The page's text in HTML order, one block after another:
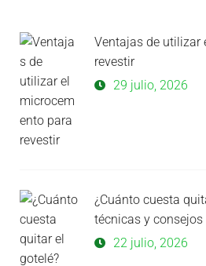
Ventajas de utilizar
revestir
29 julio, 2026
¿Cuánto cuesta
técnicas y consejos
22 julio, 2026